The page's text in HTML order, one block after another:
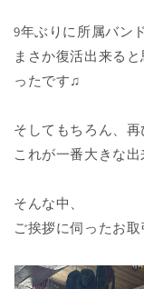
9年ぶりに所属バン
まさか復活出来る
ったです♫
そしてもちろん、再
これが一番大きな出
そんな中、
ご挨拶に伺ったお取